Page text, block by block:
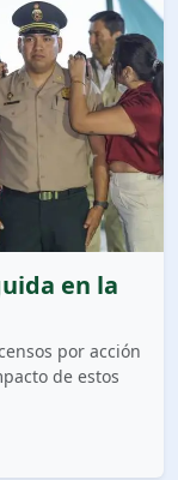
en la
por acción
de estos